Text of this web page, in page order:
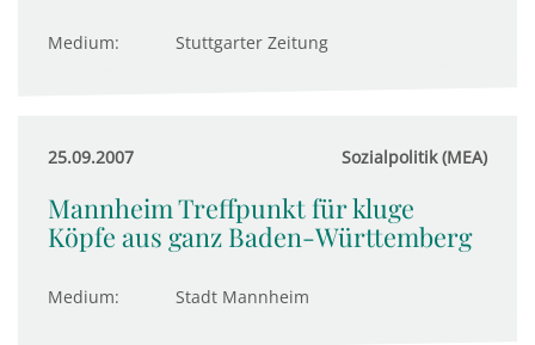
Medium: Stuttgarter Zeitung
25.09.2007 Sozialpolitik (MEA)
Mannheim Treffpunkt für kluge
Köpfe aus ganz Baden-Württemberg
Medium: Stadt Mannheim